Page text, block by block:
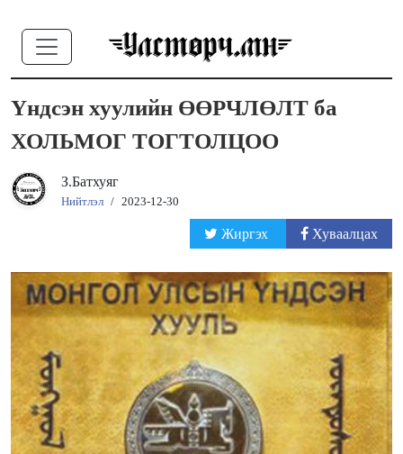
Үндсэн хуулийн ӨӨРЧЛӨЛТ ба
ХОЛЬМОГ ТОГТОЛЦОО
З.Батхуяг
Нийтлэл / 2023-12-30
Жиргэх Хуваалцах